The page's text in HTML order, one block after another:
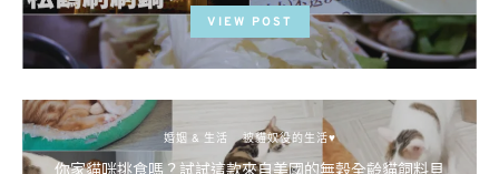
VIEW POST
婚姻 & 生活 被貓奴役的生活♥